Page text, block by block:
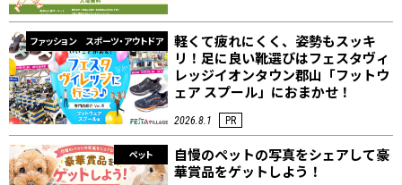
ファッション スポーツ・アウトドア
軽くて疲れにくく、姿勢もスッキ
リ！足に良い靴選びはフェスタヴィ
レッジイオンタウン郡山「フットウ
ェア スプール」におまかせ！
2026.8.1 PR
ペット
自慢のペットの写真をシェアして豪
華賞品をゲットしよう！